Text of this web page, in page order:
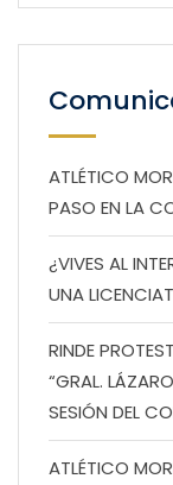
ATLÉTICO
PASO EN LA
¿VIVES AL
UNA
RINDE
“GRAL.
SESIÓN DEL
ATLÉTICO